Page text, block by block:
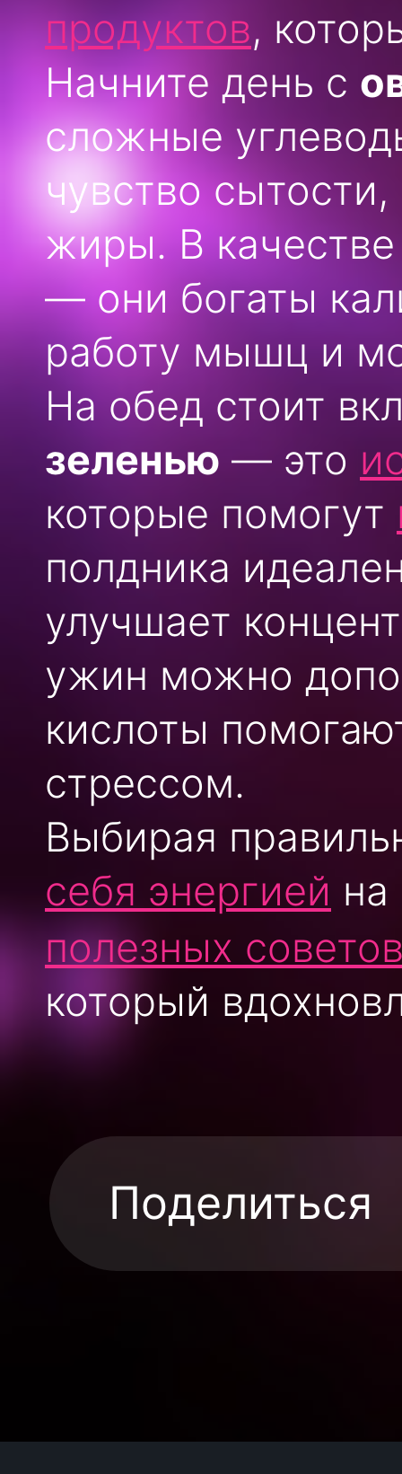
продуктов,
Начните день с
сложные
чувство
жиры. В
— они богаты
работу мышц и
На обед стоит
зеленью — это
которые помогут
полдника
улучшает
ужин можно
кислоты
стрессом.
Выбирая
себя энергией на
полезных
который
Поделиться